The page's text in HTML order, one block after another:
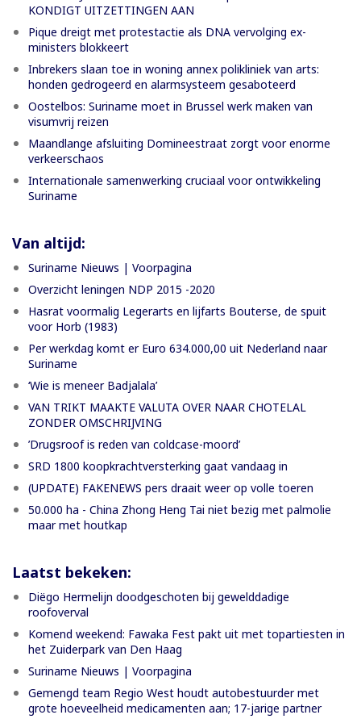
KONDIGT UITZETTINGEN AAN
Pique dreigt met protestactie als DNA vervolging ex-
ministers blokkeert
Inbrekers slaan toe in woning annex polikliniek van arts:
honden gedrogeerd en alarmsysteem gesaboteerd
Oostelbos: Suriname moet in Brussel werk maken van
visumvrij reizen
Maandlange afsluiting Domineestraat zorgt voor enorme
verkeerschaos
Internationale samenwerking cruciaal voor ontwikkeling
Suriname
Van altijd:
Suriname Nieuws | Voorpagina
Overzicht leningen NDP 2015 -2020
Hasrat voormalig Legerarts en lijfarts Bouterse, de spuit
voor Horb (1983)
Per werkdag komt er Euro 634.000,00 uit Nederland naar
Suriname
‘Wie is meneer Badjalala’
VAN TRIKT MAAKTE VALUTA OVER NAAR CHOTELAL
ZONDER OMSCHRIJVING
’Drugsroof is reden van coldcase-moord’
SRD 1800 koopkrachtversterking gaat vandaag in
(UPDATE) FAKENEWS pers draait weer op volle toeren
50.000 ha - China Zhong Heng Tai niet bezig met palmolie
maar met houtkap
Laatst bekeken:
Diëgo Hermelijn doodgeschoten bij gewelddadige
roofoverval
Komend weekend: Fawaka Fest pakt uit met topartiesten in
het Zuiderpark van Den Haag
Suriname Nieuws | Voorpagina
Gemengd team Regio West houdt autobestuurder met
grote hoeveelheid medicamenten aan; 17-jarige partner